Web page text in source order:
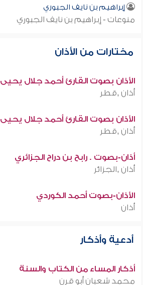
إبراهيم بن نايف الجبوري
منوعات - إبراهيم بن نايف الجبوري
مختارات من الأذان
الأذان بصوت القارئ أحمد جلال يحيى
أذان ,قطر
الأذان بصوت القارئ أحمد جلال يحيى
أذان ,قطر
أذان-بصوت . رابح بن دراح الجزائري
أذان ,الجزائر
الأذان-بصوت أحمد الكوردي
أذان
أدعية وأذكار
أذكار المساء من الكتاب والسنة
محمد شعبان أبو قرن